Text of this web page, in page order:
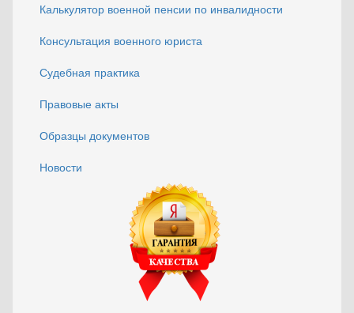
Калькулятор военной пенсии по инвалидности
Консультация военного юриста
Судебная практика
Правовые акты
Образцы документов
Новости